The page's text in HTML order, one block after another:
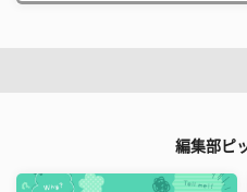
編集部ピ